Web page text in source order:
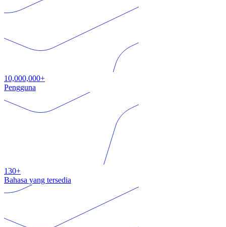
10,000,000+
Pengguna
130+
Bahasa yang tersedia